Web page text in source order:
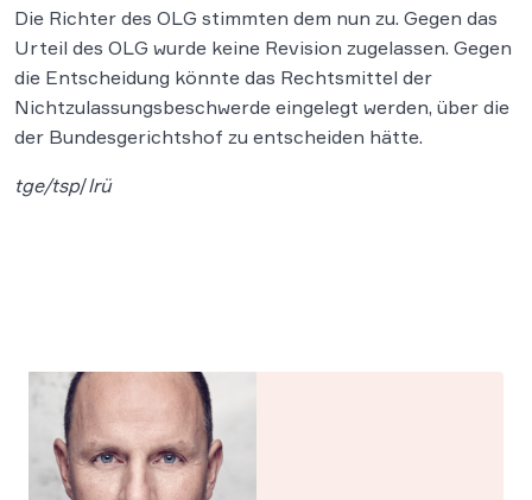
Die Richter des OLG stimmten dem nun zu. Gegen das
Urteil des OLG wurde keine Revision zugelassen. Gegen
die Entscheidung könnte das Rechtsmittel der
Nichtzulassungsbeschwerde eingelegt werden, über die
der Bundesgerichtshof zu entscheiden hätte.
tge/tsp/lrü